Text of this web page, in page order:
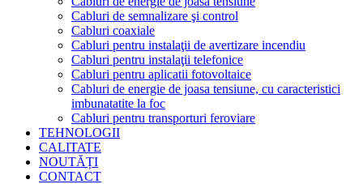
Cabluri de semnalizare şi control
Cabluri coaxiale
Cabluri pentru instalaţii de avertizare incendiu
Cabluri pentru instalaţii telefonice
Cabluri pentru aplicatii fotovoltaice
Cabluri de energie de joasa tensiune, cu caracteristici
imbunatatite la foc
Cabluri pentru transporturi feroviare
TEHNOLOGII
CALITATE
NOUTĂȚI
CONTACT